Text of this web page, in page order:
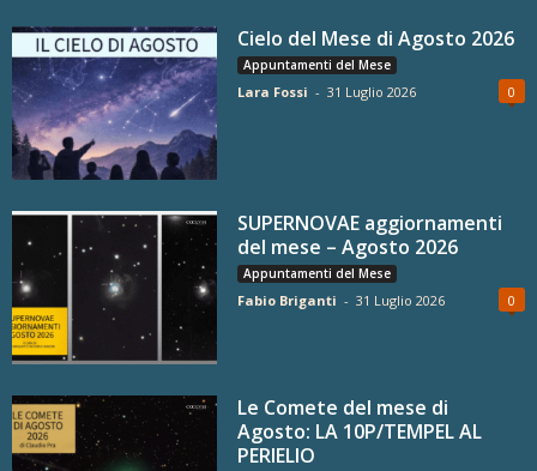
Cielo del Mese di Agosto 2026
Appuntamenti del Mese
Lara Fossi - 31 Luglio 2026 0
SUPERNOVAE aggiornamenti
del mese – Agosto 2026
Appuntamenti del Mese
Fabio Briganti - 31 Luglio 2026 0
Le Comete del mese di
Agosto: LA 10P/TEMPEL AL
PERIELIO